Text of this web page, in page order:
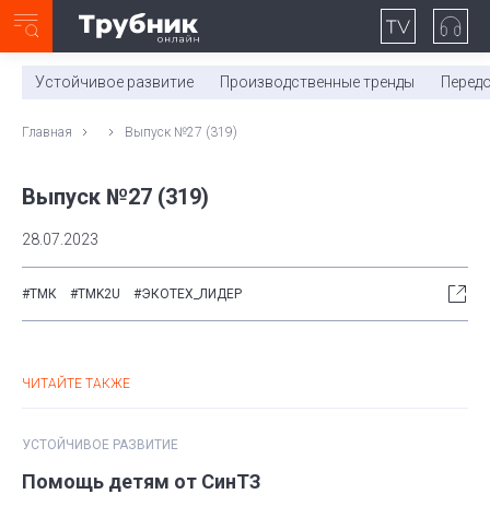
0:00/ 11:03
Устойчивое развитие Производственные тренды
Главная Выпуск №27 (319)
Выпуск №27 (319)
28.07.2023
#ТМК #TMK2U #ЭКОТЕХ_ЛИДЕР
ЧИТАЙТЕ ТАКЖЕ
УСТОЙЧИВОЕ РАЗВИТИЕ
Помощь детям от СинТЗ